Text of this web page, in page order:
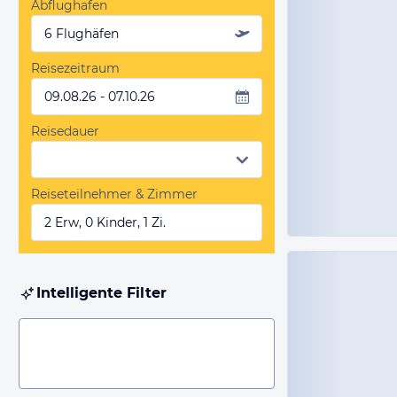
Abflughafen
6 Flughäfen
Reisezeitraum
09.08.26 - 07.10.26
Reisedauer
Reiseteilnehmer & Zimmer
2 Erw, 0 Kinder, 1 Zi.
Intelligente Filter